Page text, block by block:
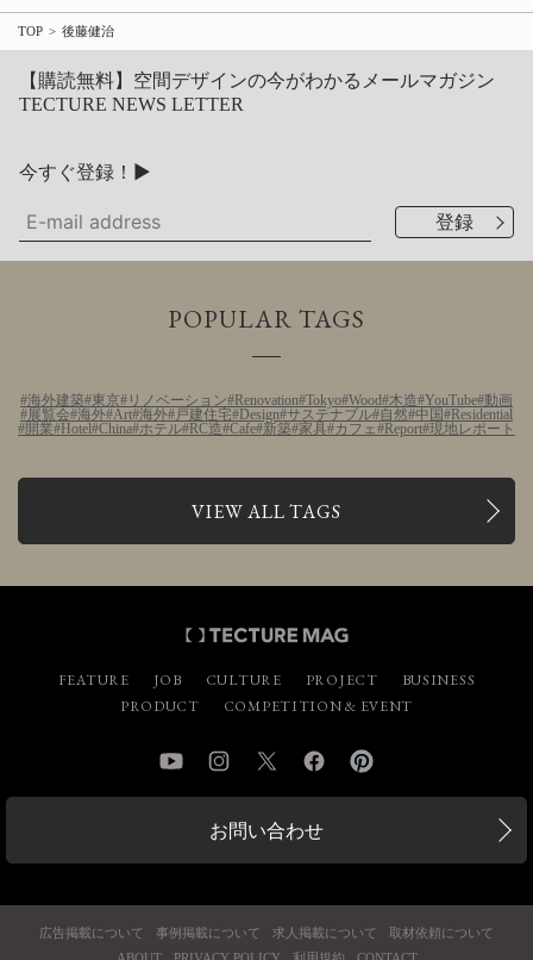
TOP 後藤健治
【購読無料】空間デザインの今がわかるメールマガジン
TECTURE NEWS LETTER
今すぐ登録！▶
POPULAR TAGS
海外建築 東京 リノベーション Renovation Tokyo Wood 木造 YouTube 動画
展覧会 海外 Art 海外 戸建住宅 Design サステナブル 自然 中国
Residential
開業
Hotel China ホテル RC造 Cafe 新築 家具 カフェ Report 現地レポート
VIEW ALL TAGS
FEATURE JOB CULTURE PROJECT
BUSINESS
PRODUCT
COMPETITION & EVENT
YouTube InstagramTwitter Facebook
お問い合わせ
広告掲載について 事例掲載について 求人掲載について
取材依頼について